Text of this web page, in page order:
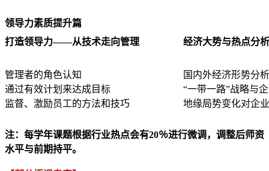
领导力素质提升篇
打造领导力——从技术走向管理
经济大势与热点分析
管理者的角色认知
通过有效计划来达成目标
监督、激励员工的方法和技巧
国内外经济形势分
“一带一路”战略与
地缘局势变化对企
注：每学年课题根据行业热点会有20％进行微调，调整后师资
水平与前期持平。